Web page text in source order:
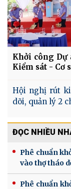
Khởi công Dự
Kiểm sát - Cơ
Hội nghị rút
dõi, quản lý 2
ĐỌC NHIỀU
Phê chuẩn
vào thợ tháo
Phê chuẩn